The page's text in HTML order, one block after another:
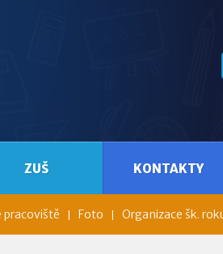
pracoviště Foto Organizace šk.
ZUŠ KONTAKTY